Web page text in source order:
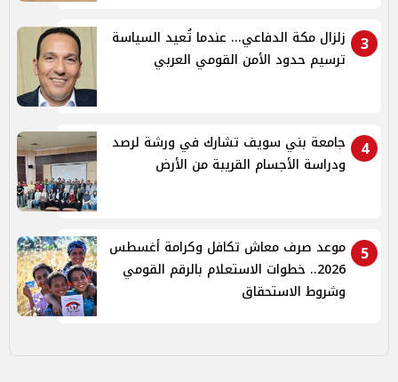
3
زلزال مكة الدفاعي... عندما تُعيد السياسة
ترسيم حدود الأمن القومي العربي
4
جامعة بني سويف تشارك في ورشة لرصد
ودراسة الأجسام القريبة من الأرض
5
موعد صرف معاش تكافل وكرامة أغسطس
2026.. خطوات الاستعلام بالرقم القومي
وشروط الاستحقاق